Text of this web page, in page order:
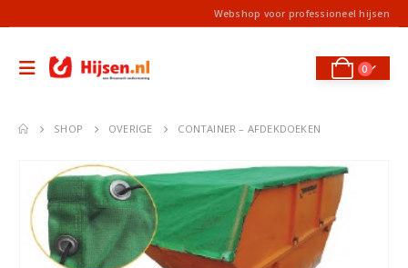
Webshop voor professioneel hijsen
0
SHOP OVERIGE CONTAINER – AFDEKDOEKEN